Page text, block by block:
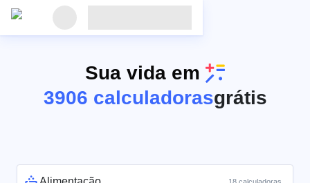
Sua vida em
3906 calculadorasgrátis